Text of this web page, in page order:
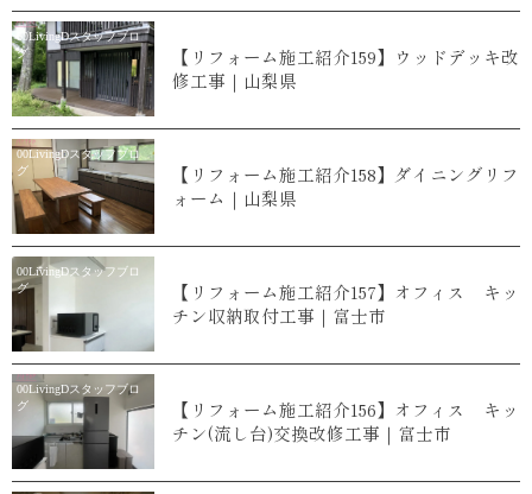
00LivingDスタッフブロ
グ
【リフォーム施工紹介159】ウッドデッキ改
修工事｜山梨県
00LivingDスタッフブロ
グ
【リフォーム施工紹介158】ダイニングリフ
ォーム｜山梨県
00LivingDスタッフブロ
グ
【リフォーム施工紹介157】オフィス キッ
チン収納取付工事｜富士市
00LivingDスタッフブロ
グ
【リフォーム施工紹介156】オフィス キッ
チン(流し台)交換改修工事｜富士市